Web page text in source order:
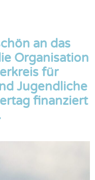
an das
Organisation
für
Jugendliche
finanziert